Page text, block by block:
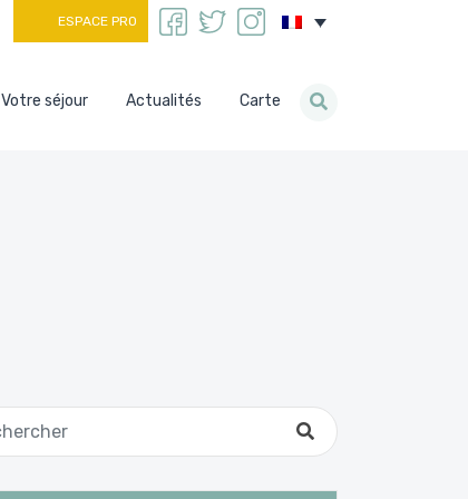
ESPACE PRO
Votre séjour Actualités Carte